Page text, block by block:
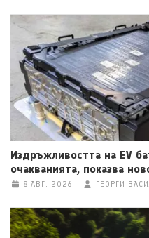
Издръжливостта на EV
очакванията, показва
8 АВГ. 2026 ГЕОРГИ